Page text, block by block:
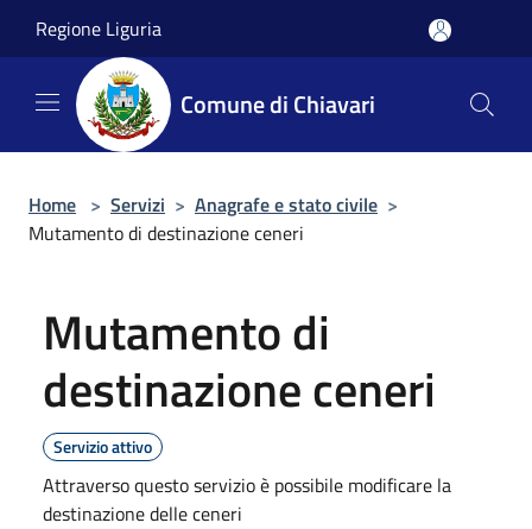
Regione Liguria
Comune di Chiavari
Home > Servizi > Anagrafe e stato civile >
Mutamento di destinazione ceneri
Mutamento di
destinazione ceneri
Servizio attivo
Attraverso questo servizio è possibile modificare la
destinazione delle ceneri